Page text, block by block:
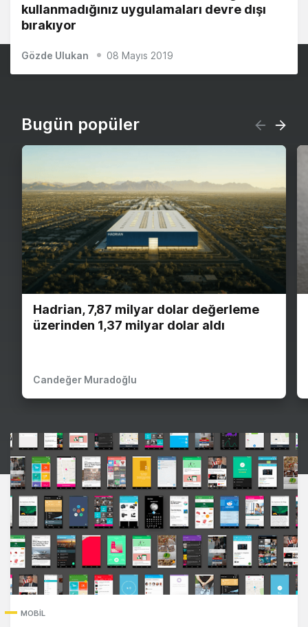
kullanmadığınız uygulamaları devre dışı
bırakıyor
Gözde Ulukan 08 Mayıs 2019
Bugün popüler
Hadrian, 7,87 milyar dolar değerleme
üzerinden 1,37 milyar dolar aldı
Candeğer Muradoğlu
MOBIL